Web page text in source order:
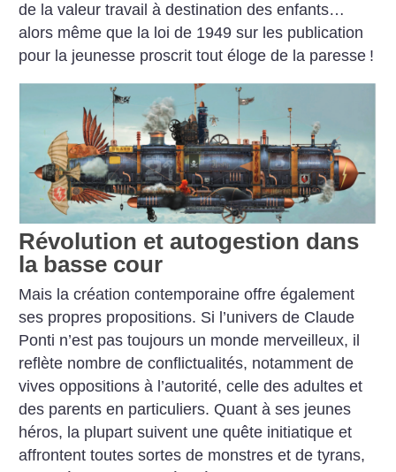
de la valeur travail à destination des enfants…
alors même que la loi de 1949 sur les publication
pour la jeunesse proscrit tout éloge de la paresse !
Révolution et autogestion dans
la basse cour
Mais la création contemporaine offre également
ses propres propositions. Si l’univers de Claude
Ponti n’est pas toujours un monde merveilleux, il
reflète nombre de conflictualités, notamment de
vives oppositions à l’autorité, celle des adultes et
des parents en particuliers. Quant à ses jeunes
héros, la plupart suivent une quête initiatique et
affrontent toutes sortes de monstres et de tyrans,